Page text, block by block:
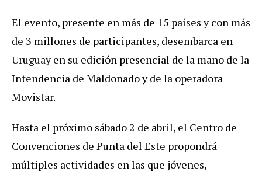
El evento, presente en más de 15 países y con más
de 3 millones de participantes, desembarca en
Uruguay en su edición presencial de la mano de la
Intendencia de Maldonado y de la operadora
Movistar.
Hasta el próximo sábado 2 de abril, el Centro de
Convenciones de Punta del Este propondrá
múltiples actividades en las que jóvenes,